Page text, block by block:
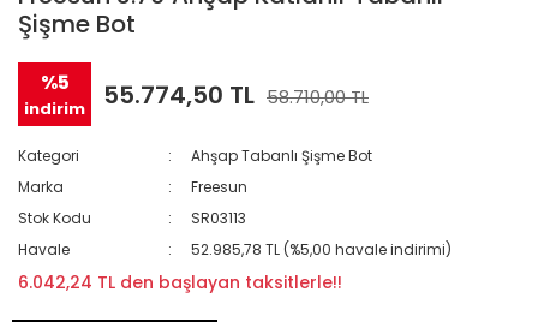
Şişme Bot
%5
indirim 55.774,50 TL 58.710,00 TL
Kategori
Ahşap Tabanlı Şişme Bot
Marka
Freesun
Stok Kodu
SR03113
Havale
52.985,78 TL (%5,00 havale indirimi)
6.042,24 TL den başlayan taksitlerle!!